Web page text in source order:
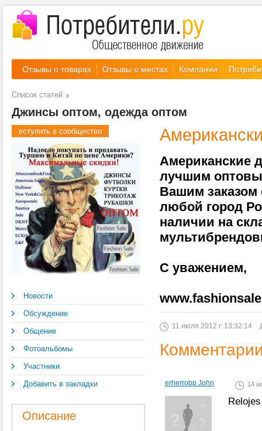
Отзывы о товарах Отзывы о местах Компании
Список статей
Джинсы оптом, одежда оптом
вступить в сообщество
Новости
Обсуждение
Общение
Фотоальбомы
Участники
Добавить в закладки
Описание
Американские
лучшим
Вашим
любой город
наличии на
С уважением,
11 июля 2012 г. 13:32:14
erherrobp John 14